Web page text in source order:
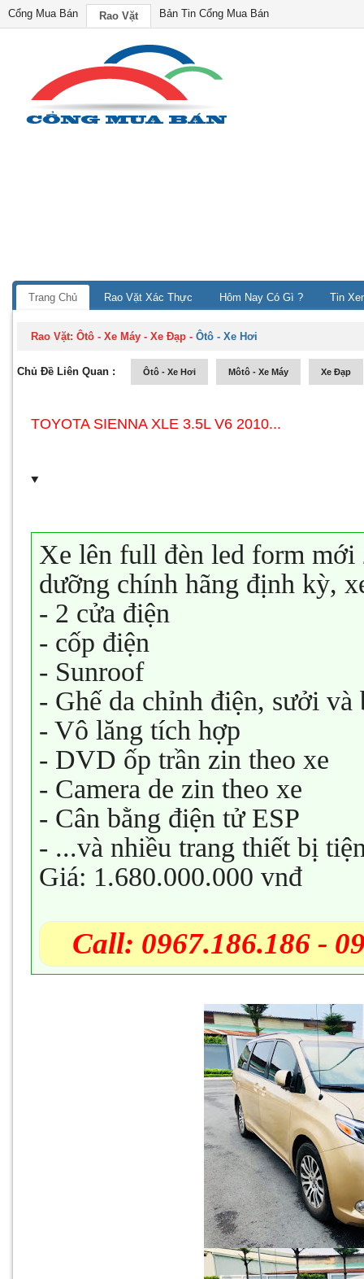
Cổng Mua Bán Rao Vặt Bản Tin Cổng Mua Bán
Trang Chủ Rao Vặt Xác Thực Hôm Nay Có Gì ? Tin
Rao Vặt:Ôtô - Xe Máy - Xe Đạp -Ôtô - Xe Hơi
Chủ Đề Liên Quan : Ôtô - Xe Hơi Môtô - Xe Máy Xe Đạp
TOYOTA SIENNA XLE 3.5L V6 2010...
Xe lên full đèn led form
dưỡng chính hãng định kỳ,
- 2 cửa điện
- cốp điện
- Sunroof
- Ghế da chỉnh điện, sưởi
- Vô lăng tích hợp
- DVD ốp trần zin theo xe
- Camera de zin theo xe
- Cân bằng điện tử ESP
- ...và nhiều trang thiết bị
Giá: 1.680.000.000 vnđ
Call: 0967.186.186 -